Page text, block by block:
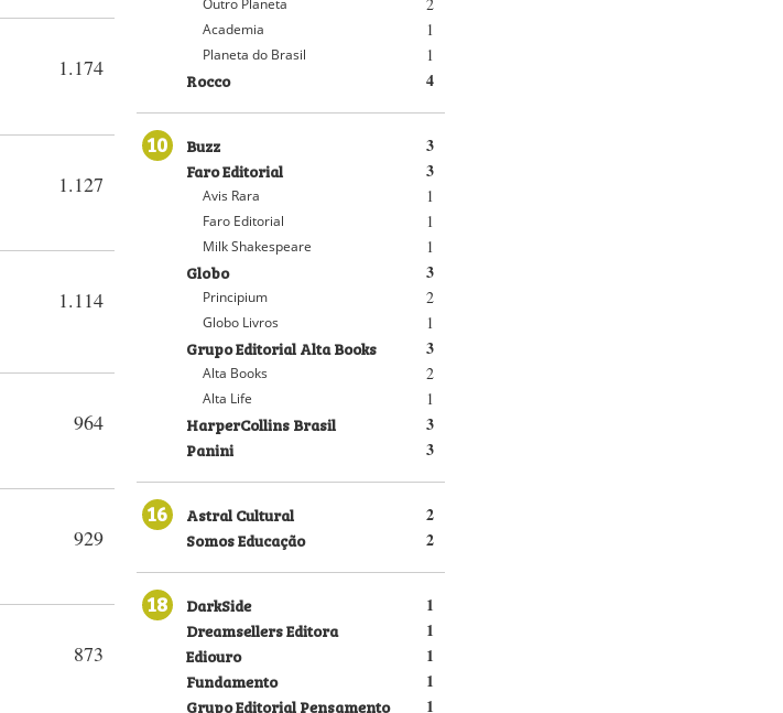
1.174
1.127
1.114
964
929
873
Outro Planeta
1
Academia
1
Planeta do Brasil
4
Rocco
10 3
Buzz
3
Faro Editorial
1
Avis Rara
1
Faro Editorial
1
Milk Shakespeare
3
Globo
2
Principium
1
Globo Livros
3
Grupo Editorial Alta Books
2
Alta Books
1
Alta Life
3
HarperCollins Brasil
3
Panini
16 2
Astral Cultural
2
Somos Educação
18 1
DarkSide
1
Dreamsellers Editora
1
Ediouro
1
Fundamento
1
Grupo Editorial Pensamento